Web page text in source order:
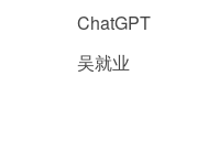
ChatGPT
吴就业